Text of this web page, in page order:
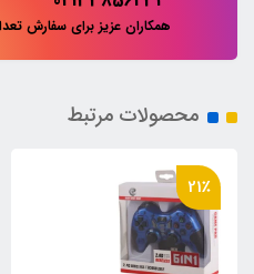
همکاران عزیز برای سفارش
محصولات مرتبط
21٪